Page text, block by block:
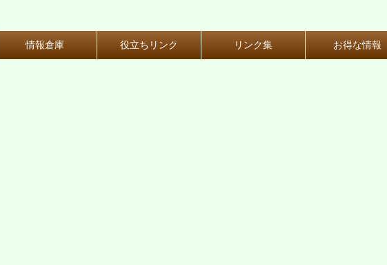
情報倉庫 役立ちリンク リンク集 お得な情報